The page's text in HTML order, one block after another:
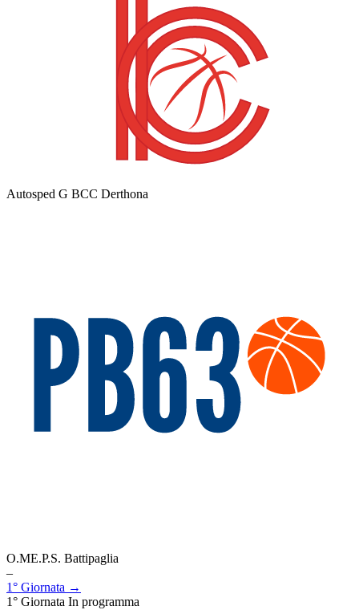
Autosped G BCC Derthona
O.ME.P.S. Battipaglia
–
1° Giornata →
1° Giornata In programma